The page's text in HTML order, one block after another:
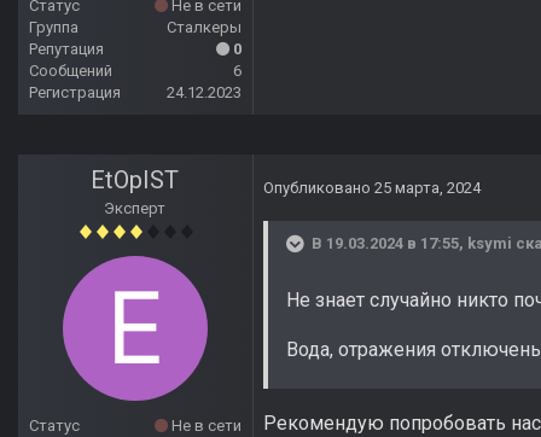
Статус
Не в сети
Группа
Сталкеры
Репутация
0
Сообщений
6
Регистрация
24.12.2023
EtOpIST
Эксперт
Статус Не в сети
Опубликовано 25 марта, 2024
В 19.03.2024 в 17:55, ksymi
Не знает случайно никто
Вода, отражения
Рекомендую попробовать